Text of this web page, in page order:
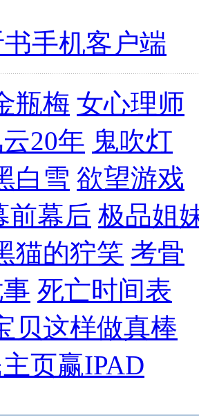
书手机客户端
瓶梅 女心理师
20年 鬼吹灯
白雪 欲望游戏
前幕后 极品姐
猫的狞笑 考骨
死亡时间表
贝这样做真棒
主页赢IPAD